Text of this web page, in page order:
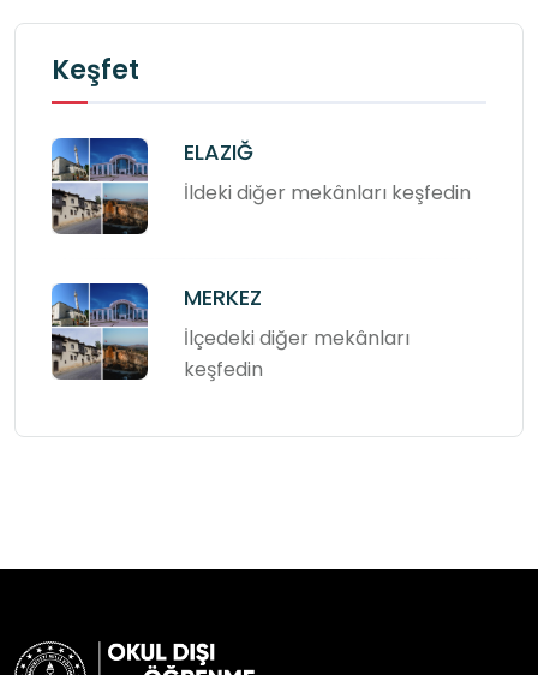
Keşfet
ELAZIĞ
İldeki diğer mekânları keşfedin
MERKEZ
İlçedeki diğer mekânları
keşfedin